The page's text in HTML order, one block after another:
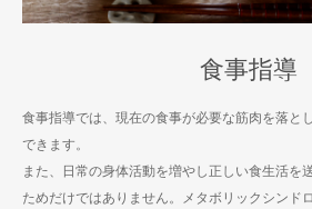
食事指導
食事指導では、現在の食事が必要な筋肉を落と
できます。
また、日常の身体活動を増やし正しい食生活を
ためだけではありません。メタボリックシンド